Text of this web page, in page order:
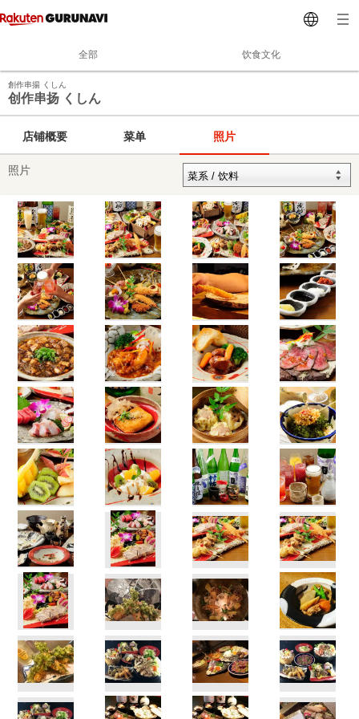
全部 饮食文化
創作串揚 くしん
创作串扬 くしん
店铺概要 菜单 照片
照片